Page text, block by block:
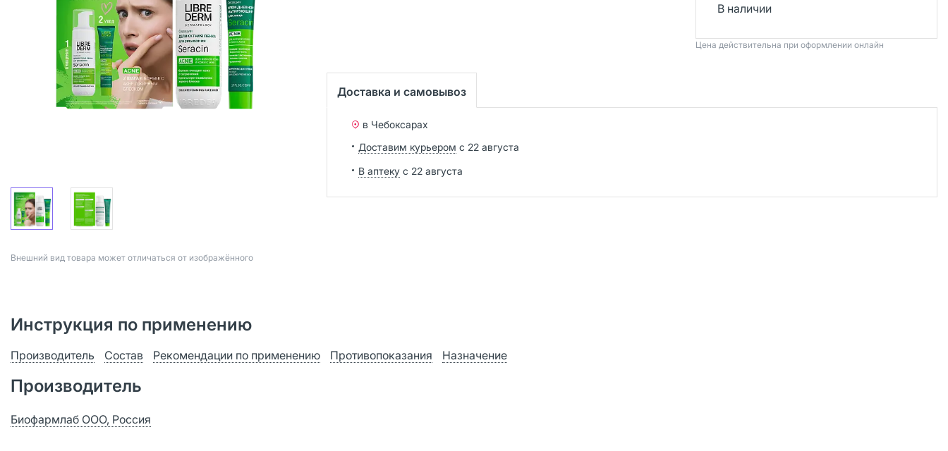
Bнешний вид товара может отличаться от изображённого
В наличии
Цена действительна при оформлении онлайн
Доставка и самовывоз
в Чебоксарах
Доставим курьером с 22 августа
В аптеку с 22 августа
Инструкция по применению
Производитель Состав Рекомендации по применению Противопоказания Назначение
Производитель
Биофармлаб ООО, Россия